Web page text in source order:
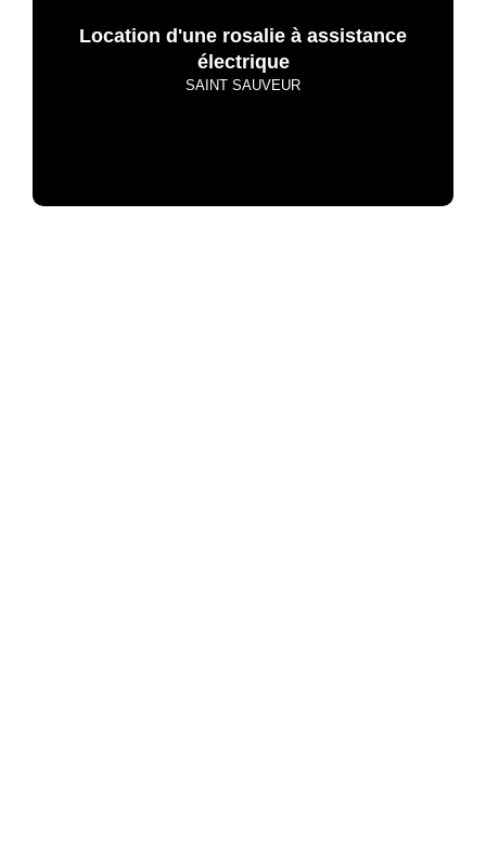
Location d'une rosalie à assistance
électrique
SAINT SAUVEUR